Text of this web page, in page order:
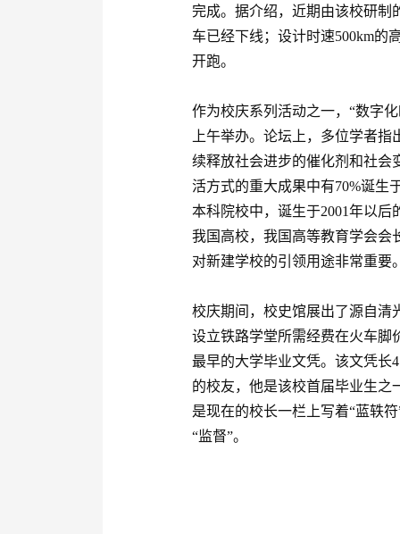
完成。据介绍，近期由该校研制
车已经下线；设计时速500km的
开跑。
作为校庆系列活动之一，“数字
上午举办。论坛上，多位学者
续释放社会进步的催化剂和社会
活方式的重大成果中有70%诞生
本科院校中，诞生于2001年以后
我国高校，我国高等教育学会会
对新建学校的引领用途非常重要
校庆期间，校史馆展出了源自
设立铁路学堂所需经费在火车脚
最早的大学毕业文凭。该文凭长
的校友，他是该校首届毕业生之
是现在的校长一栏上写着“蓝轶
“监督”。